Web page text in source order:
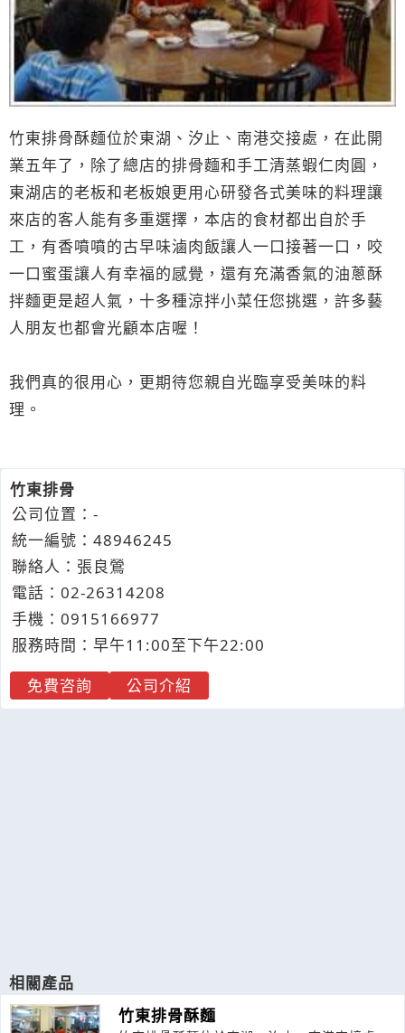
竹東排骨酥麵位於東湖、汐止、南港交接處，在此開
業五年了，除了總店的排骨麵和手工清蒸蝦仁肉圓，
東湖店的老板和老板娘更用心研發各式美味的料理讓
來店的客人能有多重選擇，本店的食材都出自於手
工，有香噴噴的古早味滷肉飯讓人一口接著一口，咬
一口蜜蛋讓人有幸福的感覺，還有充滿香氣的油蔥酥
拌麵更是超人氣，十多種涼拌小菜任您挑選，許多藝
人朋友也都會光顧本店喔！
我們真的很用心，更期待您親自光臨享受美味的料
理。
竹東排骨
公司位置：-
統一編號：48946245
聯絡人：張良鶯
電話： 02-2631 4208
手機： 09151 66977
服務時間：早午11:00至下午22:00
免費咨詢
公司介紹
相關產品
竹東排骨酥麵